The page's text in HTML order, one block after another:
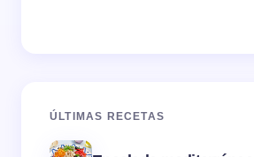
ÚLTIMAS RECETAS